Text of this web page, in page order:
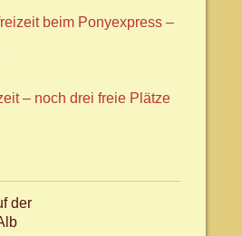
beim Ponyexpress –
– noch drei freie Plätze
der